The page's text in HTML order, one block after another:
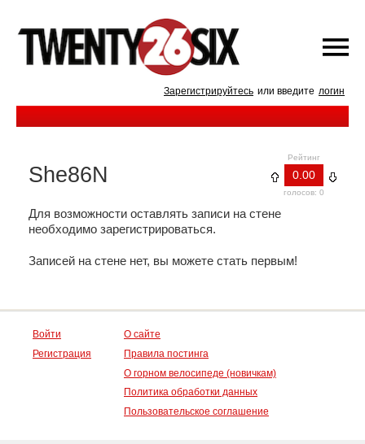
Зарегистрируйтесь или введите логин
Рейтинг
0.00
голосов: 0
She86N
Для возможности оставлять записи на стене
необходимо зарегистрироваться.
Записей на стене нет, вы можете стать первым!
Войти
Регистрация
О сайте
Правила постинга
О горном велосипеде (новичкам)
Политика обработки данных
Пользовательское соглашение